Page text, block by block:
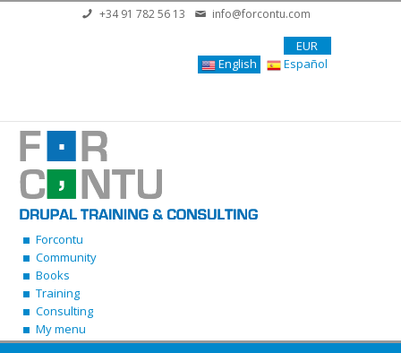
Skip to main content+34 91 782 56 13 info@forcontu.com
EUR
English
Español
Forcontu
Community
Books
Training
Consulting
My menu